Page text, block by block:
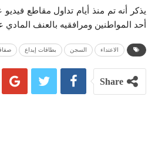
يذكر أنه تم منذ أيام تداول مقاطع
أحد المواطنين ومرافقيه بالعنف
الاعتداء السجن بطاقات إيداع
Share